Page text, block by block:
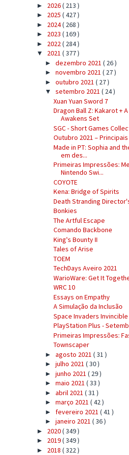
► 2026( 213 )
► 2025 ( 427 )
► 2024( 268 )
► 2023 ( 169 )
► 2022( 284 )
▼ 2021 ( 377 )
► dezembro 2021 ( 26 )
► novembro 2021 ( 27 )
► outubro 2021 ( 27 )
▼ setembro 2021 ( 24 )
Xuan Yuan Sword 7
Dragon Ball Z: Kakarot +
Awakens Set
SGC - Short Games
Outubro 2021 –
Made in PT: Sophia and
em des...
Primeiras Impressões:
Nintendo Swi...
COYOTE
Kena: Bridge of Spirits
Death Stranding
Bonkies
The Artful Escape
Comando Backbone
King's Bounty II
Tales of Arise
TOEM
TechDays Aveiro 2021
WarioWare: Get It
WRC 10
Essays on Empathy
A Simulação da Inclusão
Space Invaders
PlayStation Plus -
Primeiras Impressões:
Townscaper
► agosto 2021 ( 31 )
► julho 2021 ( 30 )
► junho 2021 ( 29 )
► maio 2021 ( 33 )
► abril 2021 ( 31 )
► março 2021 ( 42 )
► fevereiro 2021 ( 41 )
► janeiro 2021 ( 36 )
► 2020( 349 )
► 2019( 349 )
► 2018 ( 322 )